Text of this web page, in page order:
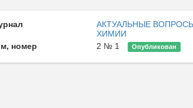
АКТУАЛЬНЫЕ
ХИМИИ
номер
2 № 1 Опубликован